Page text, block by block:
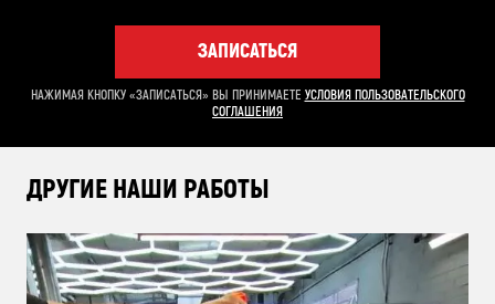
ЗАПИСАТЬСЯ
НАЖИМАЯ КНОПКУ «ЗАПИСАТЬСЯ» ВЫ ПРИНИМАЕТЕ УСЛОВИЯ ПОЛЬЗОВАТЕЛЬСКОГО
СОГЛАШЕНИЯ
ДРУГИЕ НАШИ РАБОТЫ